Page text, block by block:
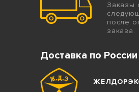
Заказы
после
заказа.
Доставка по России